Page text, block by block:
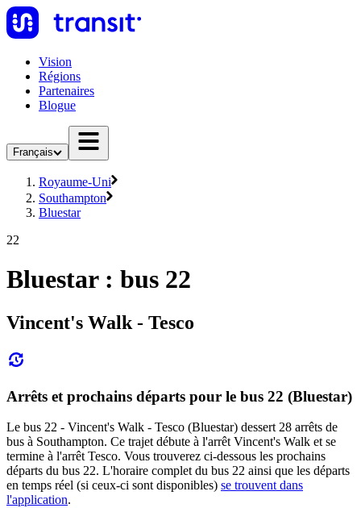
Vision
Régions
Partenaires
Blogue
Français
Royaume-Uni
Southampton
Bluestar
22
Bluestar : bus 22
Vincent's Walk - Tesco
Arrêts et prochains départs pour le bus 22 (Bluestar)
Le bus 22 - Vincent's Walk - Tesco (Bluestar) dessert 28 arrêts de
bus à Southampton. Ce trajet débute à l'arrêt Vincent's Walk et se
termine à l'arrêt Tesco. Vous trouverez ci-dessous les prochains
départs du bus 22. L'horaire complet du bus 22 ainsi que les départs
en temps réel (si ceux-ci sont disponibles) se trouvent dans
l'application.